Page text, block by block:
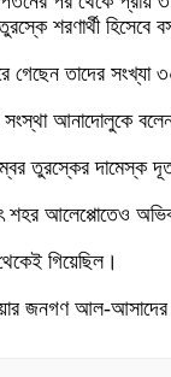
শরণার্থী
গেছেন তাদের
সংস্থা আনাদোলুকে
তুরস্কের দামেস্ক
বৃহৎ শহর
গিয়েছিল।
জনগণ আল-